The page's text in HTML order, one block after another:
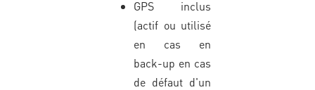
GPS inclus
(actif ou utilisé
en cas en
back-up en cas
de défaut d'un